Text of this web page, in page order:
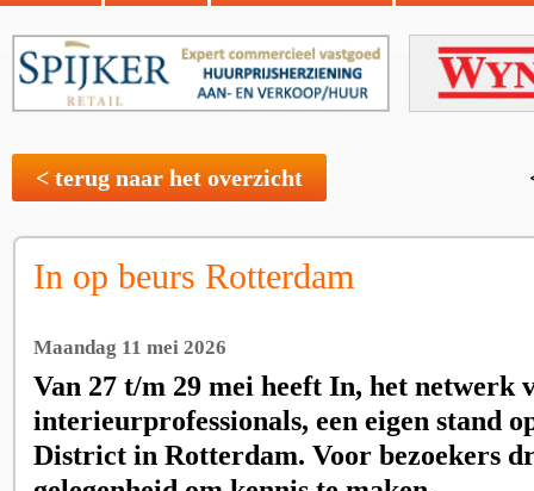
< terug naar het overzicht
In op beurs Rotterdam
Maandag 11 mei 2026
Van 27 t/m 29 mei heeft In, het netwerk
interieurprofessionals, een eigen stand
District in Rotterdam. Voor bezoekers